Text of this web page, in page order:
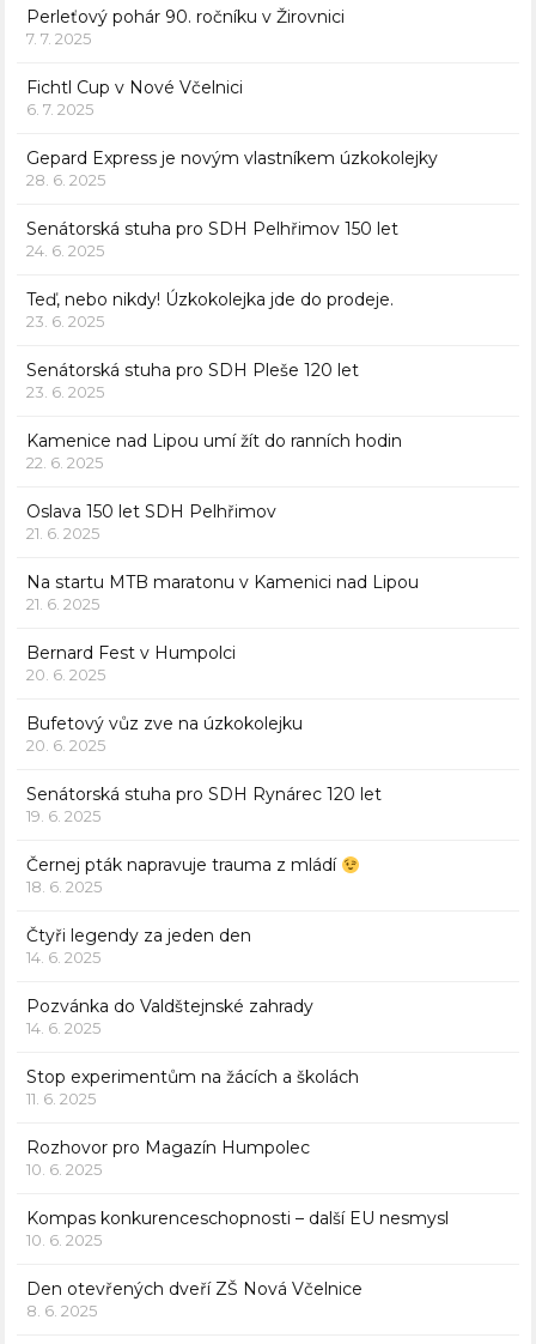
Perleťový pohár 90. ročníku v Žirovnici
7. 7. 2025
Fichtl Cup v Nové Včelnici
6. 7. 2025
Gepard Express je novým vlastníkem úzkokolejky
28. 6. 2025
Senátorská stuha pro SDH Pelhřimov 150 let
24. 6. 2025
Teď, nebo nikdy! Úzkokolejka jde do prodeje.
23. 6. 2025
Senátorská stuha pro SDH Pleše 120 let
23. 6. 2025
Kamenice nad Lipou umí žít do ranních hodin
22. 6. 2025
Oslava 150 let SDH Pelhřimov
21. 6. 2025
Na startu MTB maratonu v Kamenici nad Lipou
21. 6. 2025
Bernard Fest v Humpolci
20. 6. 2025
Bufetový vůz zve na úzkokolejku
20. 6. 2025
Senátorská stuha pro SDH Rynárec 120 let
19. 6. 2025
Černej pták napravuje trauma z mládí
18. 6. 2025
Čtyři legendy za jeden den
14. 6. 2025
Pozvánka do Valdštejnské zahrady
14. 6. 2025
Stop experimentům na žácích a školách
11. 6. 2025
Rozhovor pro Magazín Humpolec
10. 6. 2025
Kompas konkurenceschopnosti – další EU nesmysl
10. 6. 2025
Den otevřených dveří ZŠ Nová Včelnice
8. 6. 2025